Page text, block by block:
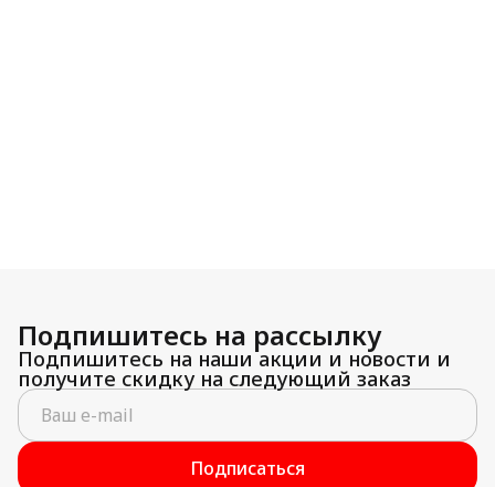
Подпишитесь на рассылку
Подпишитесь на наши акции и новости и
получите скидку на следующий заказ
Подписаться